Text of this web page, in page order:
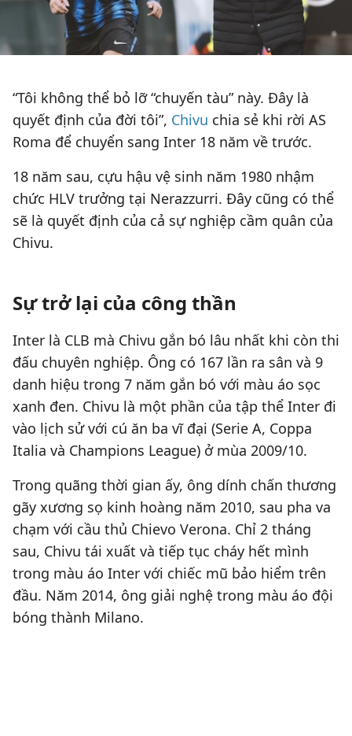
“Tôi không thể bỏ lỡ “chuyến tàu” này. Đây là
quyết định của đời tôi”, Chivu chia sẻ khi rời AS
Roma để chuyển sang Inter 18 năm về trước.
18 năm sau, cựu hậu vệ sinh năm 1980 nhậm
chức HLV trưởng tại Nerazzurri. Đây cũng có thể
sẽ là quyết định của cả sự nghiệp cầm quân của
Chivu.
Sự trở lại của công thần
Inter là CLB mà Chivu gắn bó lâu nhất khi còn thi
đấu chuyên nghiệp. Ông có 167 lần ra sân và 9
danh hiệu trong 7 năm gắn bó với màu áo sọc
xanh đen. Chivu là một phần của tập thể Inter đi
vào lịch sử với cú ăn ba vĩ đại (Serie A, Coppa
Italia và Champions League) ở mùa 2009/10.
Trong quãng thời gian ấy, ông dính chấn thương
gãy xương sọ kinh hoàng năm 2010, sau pha va
chạm với cầu thủ Chievo Verona. Chỉ 2 tháng
sau, Chivu tái xuất và tiếp tục cháy hết mình
trong màu áo Inter với chiếc mũ bảo hiểm trên
đầu. Năm 2014, ông giải nghệ trong màu áo đội
bóng thành Milano.